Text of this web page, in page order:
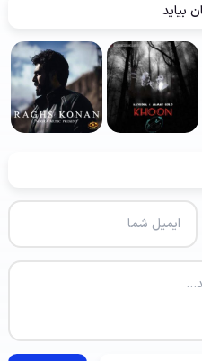
بیاید